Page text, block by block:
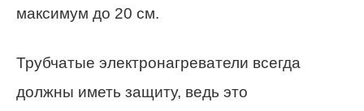
максимум до 20 см.
Трубчатые электронагреватели всегда
должны иметь защиту, ведь это